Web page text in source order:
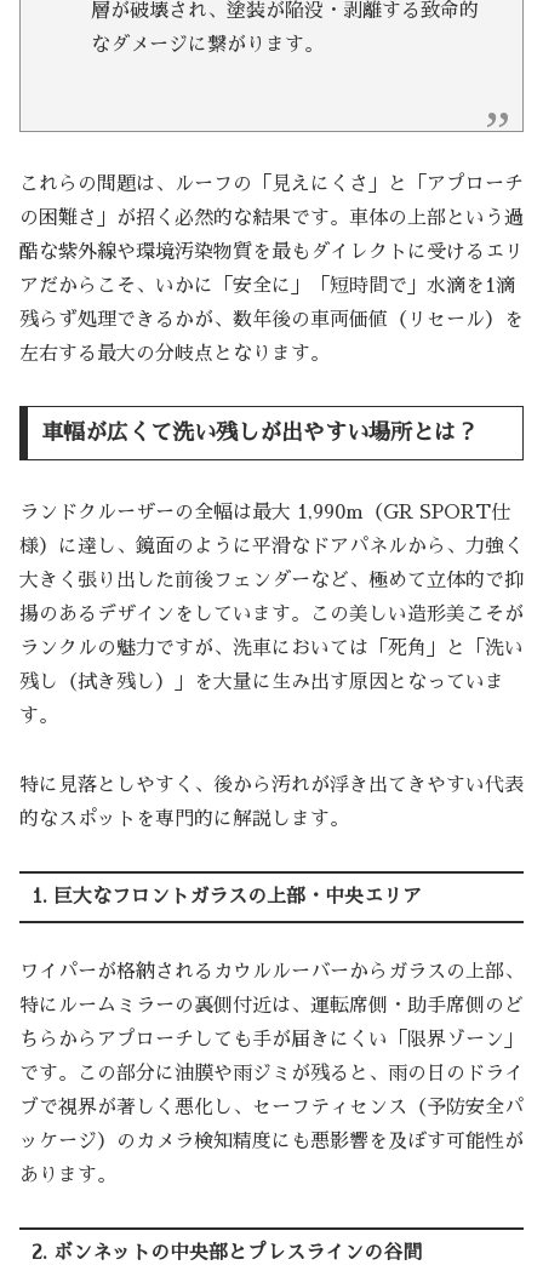
層が破壊され、塗装が陥没・剥離する致命的
なダメージに繋がります。
これらの問題は、ルーフの「見えにくさ」と「アプローチ
の困難さ」が招く必然的な結果です。車体の上部という過
酷な紫外線や環境汚染物質を最もダイレクトに受けるエリ
アだからこそ、いかに「安全に」「短時間で」水滴を1滴
残らず処理できるかが、数年後の車両価値（リセール）を
左右する最大の分岐点となります。
車幅が広くて洗い残しが出やすい場所とは？
ランドクルーザーの全幅は最大 1,990m（GR SPORT仕
様）に達し、鏡面のように平滑なドアパネルから、力強く
大きく張り出した前後フェンダーなど、極めて立体的で抑
揚のあるデザインをしています。この美しい造形美こそが
ランクルの魅力ですが、洗車においては「死角」と「洗い
残し（拭き残し）」を大量に生み出す原因となっていま
す。
特に見落としやすく、後から汚れが浮き出てきやすい代表
的なスポットを専門的に解説します。
1. 巨大なフロントガラスの上部・中央エリア
ワイパーが格納されるカウルルーバーからガラスの上部、
特にルームミラーの裏側付近は、運転席側・助手席側のど
ちらからアプローチしても手が届きにくい「限界ゾーン」
です。この部分に油膜や雨ジミが残ると、雨の日のドライ
ブで視界が著しく悪化し、セーフティセンス（予防安全パ
ッケージ）のカメラ検知精度にも悪影響を及ぼす可能性が
あります。
2. ボンネットの中央部とプレスラインの谷間